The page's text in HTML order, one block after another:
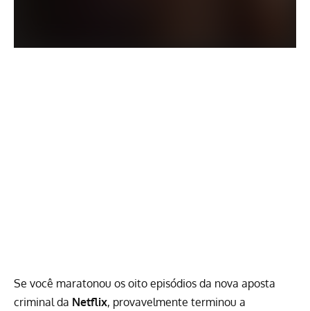
Se você maratonou os oito episódios da nova aposta
criminal da Netflix, provavelmente terminou a